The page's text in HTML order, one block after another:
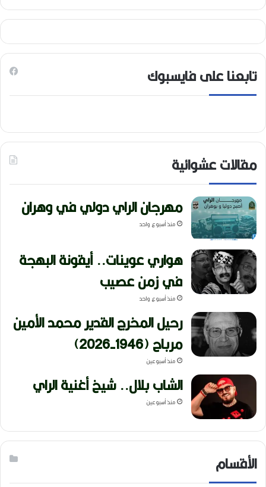
تابعنا على فايسبوك
مقالات عشوائية
مهرجان الراي دولي في وهران
منذ أسبوع واحد
هواري عوينات.. أيقونة البهجة
في زمن عصيب
منذ أسبوع واحد
رحيل المخرج القدير محمد الأمين
مرباح (1946-2026)
منذ أسبوعين
الشاب بلال.. شيخ أغنية الراي
منذ أسبوعين
الأقسام